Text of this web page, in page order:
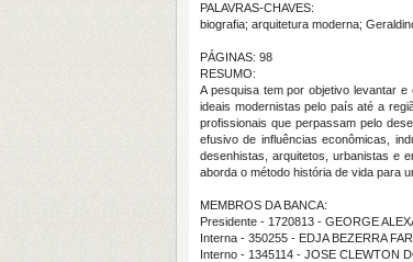
PALAVRAS-CHAVES:
biografia; arquitetura moderna;
PÁGINAS: 98
RESUMO:
A pesquisa tem por objetivo levantar
ideais modernistas pelo país até a
profissionais que perpassam pelo
efusivo de influências econômicas,
desenhistas, arquitetos, urbanistas e
aborda o método história de vida para
MEMBROS DA BANCA:
Presidente - 1720813 - GEORGE
Interna - 350255 - EDJA BEZERRA
Interno - 1345114 - JOSE CLEWTON